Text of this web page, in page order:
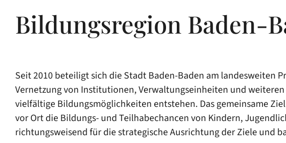
Bildungsregion Baden-
Seit 2010 beteiligt sich die Stadt Baden-Baden am landesweiten
Vernetzung von Institutionen, Verwaltungseinheiten und
vielfältige Bildungsmöglichkeiten entstehen. Das gemeinsame
vor Ort die Bildungs- und Teilhabechancen von Kindern,
richtungsweisend für die strategische Ausrichtung der Ziele und